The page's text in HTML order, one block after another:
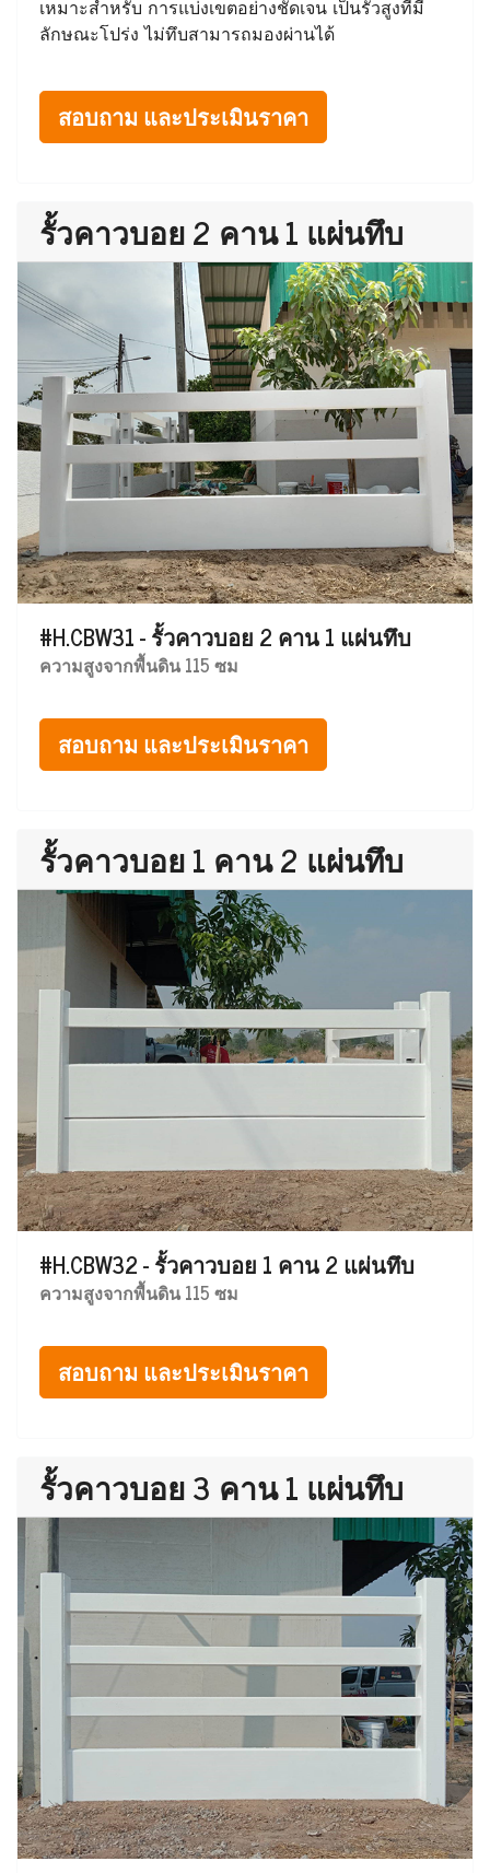
เหมาะสำหรับ การแบ่งเขตอย่างชัดเจน เป็นรั้วสูงที่มี
ลักษณะโปร่ง ไม่ทึบสามารถมองผ่านได้
สอบถาม และประเมินราคา
รั้วคาวบอย 2 คาน 1 แผ่นทึบ
#H.CBW31 - รั้วคาวบอย 2 คาน 1 แผ่นทึบ
ความสูงจากพื้นดิน 115 ซม
สอบถาม และประเมินราคา
รั้วคาวบอย 1 คาน 2 แผ่นทึบ
#H.CBW32 - รั้วคาวบอย 1 คาน 2 แผ่นทึบ
ความสูงจากพื้นดิน 115 ซม
สอบถาม และประเมินราคา
รั้วคาวบอย 3 คาน 1 แผ่นทึบ